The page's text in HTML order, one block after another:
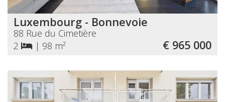
Luxembourg - Bonnevoie
88 Rue du Cimetière
2
| 98 m² € 965 000